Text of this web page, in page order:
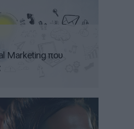
Marketing που